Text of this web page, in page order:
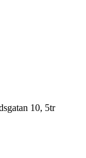
10, 5tr